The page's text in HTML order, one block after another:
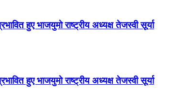
हुए भाजयुमो राष्ट्रीय अध्यक्ष तेजस्वी सूर्या
हुए भाजयुमो राष्ट्रीय अध्यक्ष तेजस्वी सूर्या